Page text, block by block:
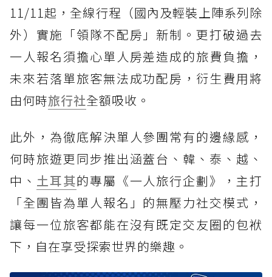
11/11起，全線行程（國內及輕裝上陣系列除
外）實施「領隊不配房」新制。更打破過去
一人報名須擔心單人房差造成的旅費負擔，
未來若落單旅客無法成功配房，衍生費用將
由何時旅行社全額吸收。
此外，為徹底解決單人參團常有的邊緣感，
何時旅遊更同步推出涵蓋台、韓、泰、越、
中、 土耳其的專屬《一人旅行企劃》，主打
「全團皆為單人報名」的無壓力社交模式，
讓每一位旅客都能在沒有既定交友圈的包袱
下，自在享受探索世界的樂趣。